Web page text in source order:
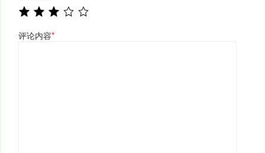
评论内容*